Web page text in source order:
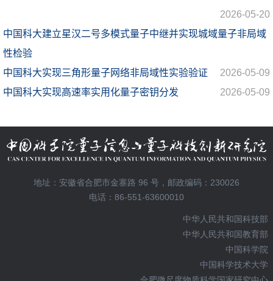
地址：安徽省合肥市金寨路 96 号，邮政编码：230026
电话：86-551-63600010
中华人民共和国科技部
中华人民共和国教育部
中国科学院
中国科学技术大学